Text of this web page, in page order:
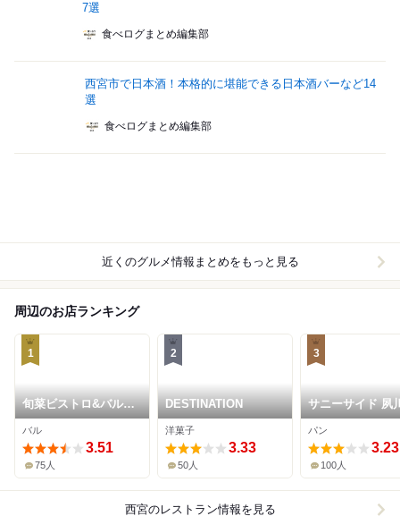
7選
食べログまとめ編集部
西宮市で日本酒！本格的に堪能できる日本酒バーなど14
選
食べログまとめ編集部
近くのグルメ情報まとめをもっと見る
周辺のお店ランキング
1
旬菜ビストロ&バル
GATO
バル
3.51
75人
2
DESTINATION
洋菓子
3.33
50人
3
サニーサイド 夙
リーンプレイス店
パン
3.23
100人
西宮のレストラン情報を見る